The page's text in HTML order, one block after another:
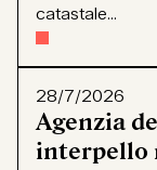
catastale...
28/7/2026
Agenzia
interpello